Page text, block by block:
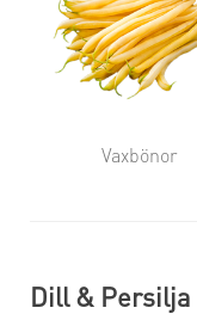
Vaxbönor
Dill & Persilja